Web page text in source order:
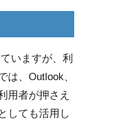
いますが、利
、Outlook、
用者が押さえ
しても活用し